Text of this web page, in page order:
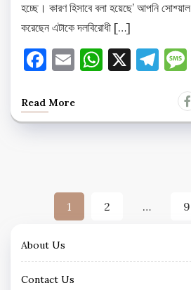
হচ্ছে। কারণ হিসাবে বলা হয়েছে’ আপনি
করেছেন এটাকে দলবিরোধী […]
Facebook
EmailX
Read More
Posts
pagination
1 2 … 9
About Us
Contact Us